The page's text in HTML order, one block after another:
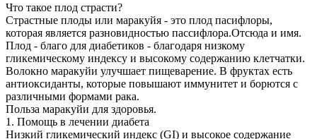
Что такое плод страсти?
Страстные плоды или маракуйя - это плод пасифлоры,
которая является разновидностью пассифлора.Отсюда и имя.
Плод - благо для диабетиков - благодаря низкому
гликемическому индексу и высокому содержанию клетчатки.
Волокно маракуйи улучшает пищеварение. В фруктах есть
антиоксиданты, которые повышают иммунитет и борются с
различными формами рака.
Польза маракуйи для здоровья.
1. Помощь в лечении диабета
Низкий гликемический индекс (GI) и высокое содержание